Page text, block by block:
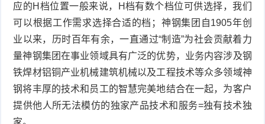
应的H档位置一般来说，H档有数个档位可供选择，我们
可以根据工作需求选择合适的档；神钢集团自1905年创
业以来，历时百年有余，一直通过“制造”为社会贡献着力
量神钢集团在事业领域具有广泛的优势，业务内容涉及钢
铁焊材铝铜产业机械建筑机械以及工程技术等众多领域神
钢将丰厚的技术和员工的智慧完美地结合在一起，为客户
提供他人所无法模仿的独家产品技术和服务=独有技术独
家。